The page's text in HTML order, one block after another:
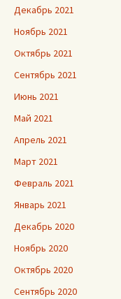
Декабрь 2021
Ноябрь 2021
Октябрь 2021
Сентябрь 2021
Июнь 2021
Май 2021
Апрель 2021
Март 2021
Февраль 2021
Январь 2021
Декабрь 2020
Ноябрь 2020
Октябрь 2020
Сентябрь 2020